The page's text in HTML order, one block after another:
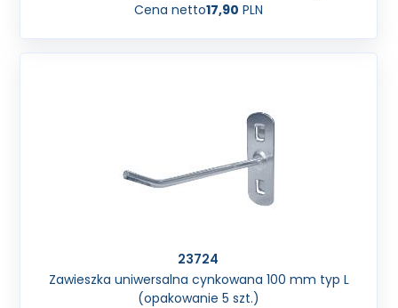
Cena netto17,90 PLN
23724
Zawieszka uniwersalna cynkowana 100 mm typ L
(opakowanie 5 szt.)